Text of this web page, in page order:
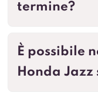
È possibile
Honda Jazz